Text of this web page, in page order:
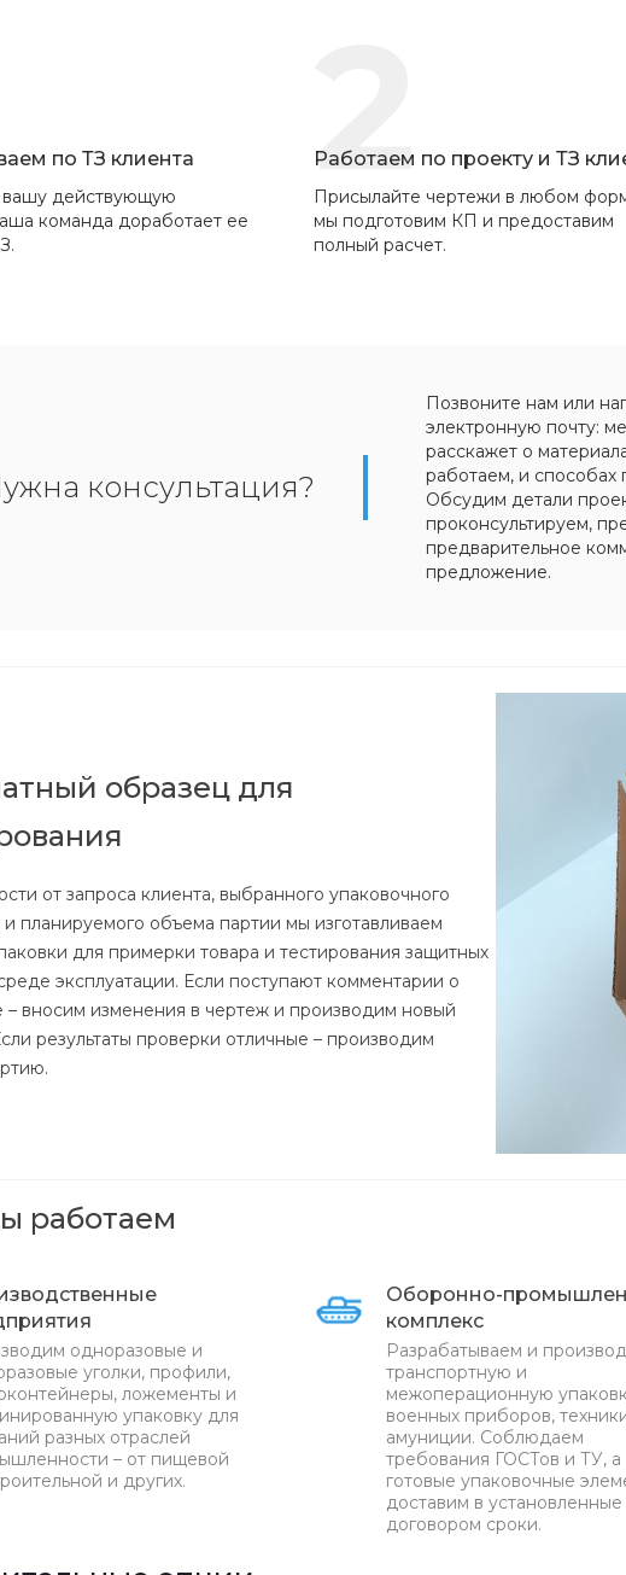
по ТЗ клиента
вашу действующую
команда доработает ее
2
Работаем по проекту и ТЗ
Присылайте чертежи в любом
мы подготовим КП и предоставим
полный расчет.
консультация?
Позвоните нам или
электронную почту:
расскажет о
работаем, и способах
Обсудим детали
проконсультируем,
предварительное
предложение.
образец для
от запроса клиента, выбранного упаковочного
и планируемого объема партии мы изготавливаем
для примерки товара и тестирования защитных
эксплуатации. Если поступают комментарии о
– вносим изменения в чертеж и производим новый
результаты проверки отличные – производим
работаем
одноразовые и
уголки, профили,
ложементы и
упаковку для
разных отраслей
– от пищевой
и других.
Оборонно-
комплекс
Разрабатываем и
транспортную и
межоперационную
военных приборов,
амуниции. Соблюдаем
требования ГОСТов и ТУ, а
готовые упаковочные
доставим в установленные
договором сроки.